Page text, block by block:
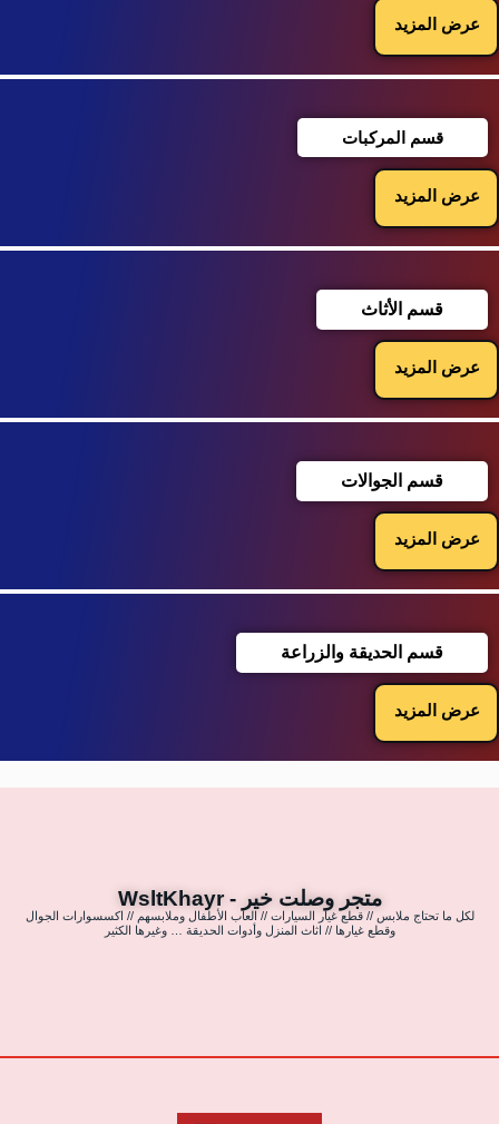
عرض المزيد
قسم المركبات
عرض المزيد
قسم الأثاث
عرض المزيد
قسم الجوالات
عرض المزيد
قسم الحديقة والزراعة
عرض المزيد
متجر وصلت خير - WsltKhayr
لكل ما تحتاج ملابس // قطع غيار السيارات // العاب الأطفال وملابسهم // اكسسوارات الجوال
وقطع غيارها // اثاث المنزل وأدوات الحديقة … وغيرها الكثير